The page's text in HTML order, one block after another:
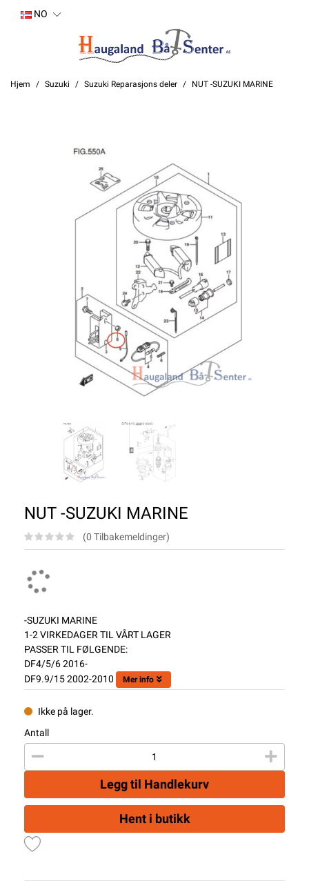
NO
Hjem Suzuki Suzuki Reparasjons deler NUT -SUZUKI MARINE
NUT -SUZUKI MARINE
(0 Tilbakemeldinger)
-SUZUKI MARINE
1-2 VIRKEDAGER TIL VÅRT LAGER
PASSER TIL FØLGENDE:
DF4/5/6 2016-
DF9.9/15 2002-2010
Mer info
Ikke på lager.
Antall
Legg til Handlekurv
Hent i butikk